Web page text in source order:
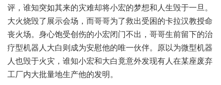
评，谁知突如其来的灾难却将小宏的梦想和人生毁于一旦。
大火烧毁了展示会场，而哥哥为了救出受困的卡拉汉教授命
丧火场。身心饱受创伤的小宏闭门不出，哥哥生前留下的治
疗型机器人大白则成为安慰他的唯一伙伴。原以为微型机器
人也毁于火灾，谁知小宏和大白竟意外发现有人在某座废弃
工厂内大批量地生产他的发明。